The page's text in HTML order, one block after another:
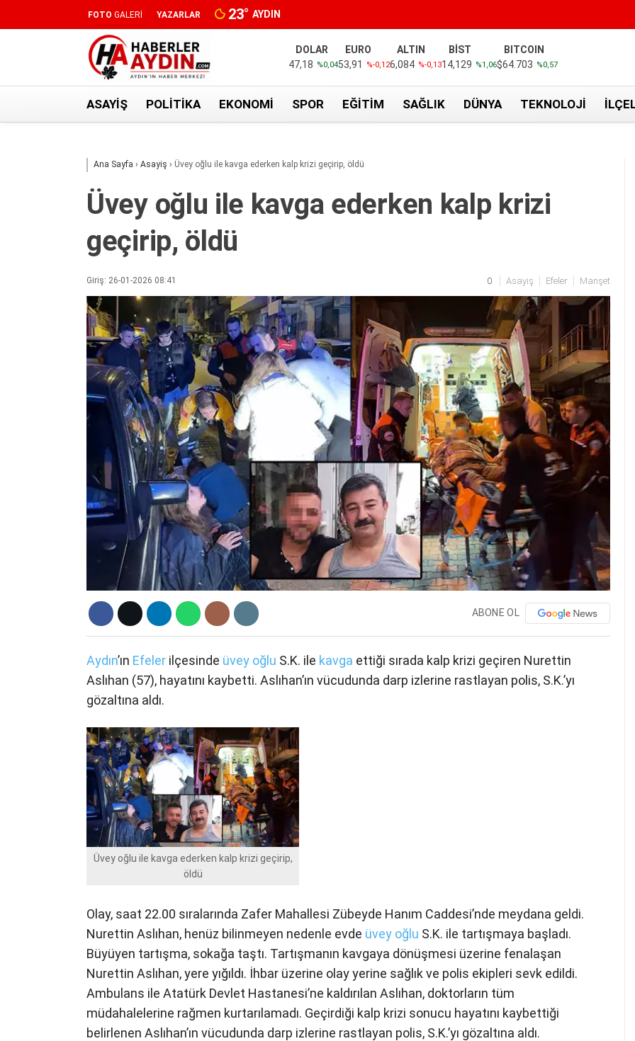
FOTO GALERİ YAZARLAR 23° AYDIN
DOLAR
47,18 %0,04
EURO
53,91
%-0,12
ALTIN
6,084 %-0,13
BİST
14,129 %1,06
BITCOIN
$64.703 %0,57
ASAYIŞ POLITIKA EKONOMI SPOR EĞITIM SAĞLIK DÜNYA TEKNOLOJI
Ana Sayfa › Asayiş › Üvey oğlu ile kavga ederken kalp krizi geçirip, öldü
Üvey oğlu ile kavga ederken kalp krizi
geçirip, öldü
Giriş: 26-01-2026 08:41 0 Asayiş Efeler Manşet
ABONE OL
Aydın’ın Efeler ilçesinde üvey oğlu S.K. ile kavga ettiği sırada kalp krizi geçiren Nurettin
Aslıhan (57), hayatını kaybetti. Aslıhan’ın vücudunda darp izlerine rastlayan polis, S.K.’yı
gözaltına aldı.
Üvey oğlu ile kavga ederken kalp krizi geçirip,
öldü
Olay, saat 22.00 sıralarında Zafer Mahallesi Zübeyde Hanım Caddesi’nde meydana geldi.
Nurettin Aslıhan, henüz bilinmeyen nedenle evde üvey oğlu S.K. ile tartışmaya başladı.
Büyüyen tartışma, sokağa taştı. Tartışmanın kavgaya dönüşmesi üzerine fenalaşan
Nurettin Aslıhan, yere yığıldı. İhbar üzerine olay yerine sağlık ve polis ekipleri sevk edildi.
Ambulans ile Atatürk Devlet Hastanesi’ne kaldırılan Aslıhan, doktorların tüm
müdahalelerine rağmen kurtarılamadı. Geçirdiği kalp krizi sonucu hayatını kaybettiği
belirlenen Aslıhan’ın vücudunda darp izlerine rastlayan polis, S.K.’yı gözaltına aldı.